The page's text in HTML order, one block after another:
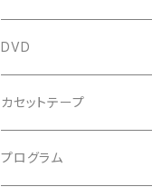
鍵盤用
スコア
古楽以外
トートバッグ
バロック
ルネサンス
DVD
古楽
古楽以外
カセットテープ
古楽
プログラム